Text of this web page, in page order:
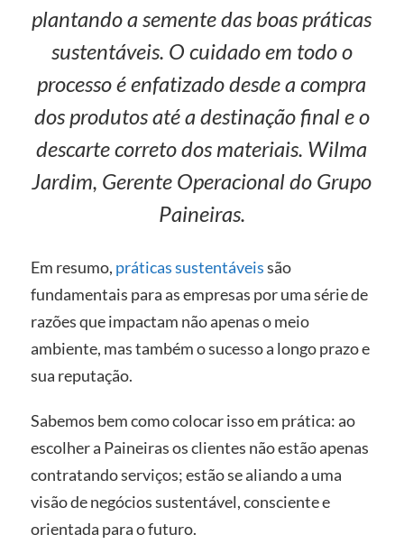
plantando a semente das boas práticas
sustentáveis. O cuidado em todo o
processo é enfatizado desde a compra
dos produtos até a destinação final e o
descarte correto dos materiais. Wilma
Jardim, Gerente Operacional do Grupo
Paineiras.
Em resumo, práticas sustentáveissão
fundamentais para as empresas por uma série de
razões que impactam não apenas o meio
ambiente, mas também o sucesso a longo prazo e
sua reputação.
Sabemos bem como colocar isso em prática: ao
escolher a Paineiras os clientes não estão apenas
contratando serviços; estão se aliando a uma
visão de negócios sustentável, consciente e
orientada para o futuro.